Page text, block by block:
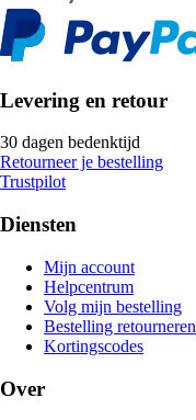
Levering en retour
30 dagen bedenktijd
Retourneer je bestelling
Trustpilot
Diensten
Mijn account
Helpcentrum
Volg mijn bestelling
Bestelling retourneren
Kortingscodes
Over